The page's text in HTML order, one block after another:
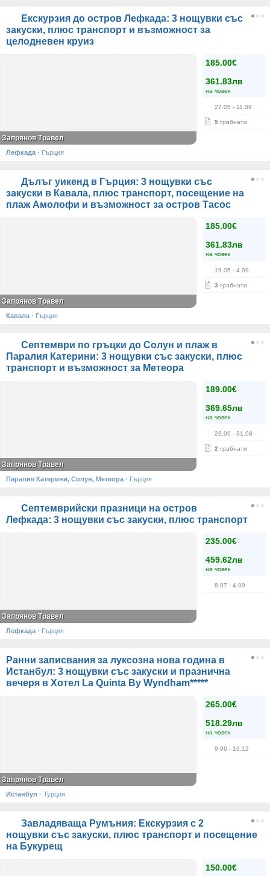
Екскурзия до остров Лефкада: 3 нощувки със
закуски, плюс транспорт и възможност за
целодневен круиз
185.00€
361.83лв
на човек
27.05 - 11.09
5 грабнати
Запрянов Травел
Лефкада · Гърция
Дълъг уикенд в Гърция: 3 нощувки със
закуски в Кавала, плюс транспорт, посещение на
плаж Амолофи и възможност за остров Тасос
185.00€
361.83лв
на човек
19.05 - 4.09
3 грабнати
Запрянов Травел
Кавала · Гърция
Септември по гръцки до Солун и плаж в
Паралия Катерини: 3 нощувки със закуски, плюс
транспорт и възможност за Метеора
189.00€
369.65лв
на човек
23.06 - 31.08
2 грабнати
Запрянов Травел
Паралия Катерини, Солун, Метеора · Гърция
Септемврийски празници на остров
Лефкада: 3 нощувки със закуски, плюс транспорт
235.00€
459.62лв
на човек
8.07 - 4.09
Запрянов Травел
Лефкада · Гърция
Ранни записвания за луксозна нова година в
Истанбул: 3 нощувки със закуски и празнична
вечеря в Хотел La Quinta By Wyndham*****
265.00€
518.29лв
на човек
9.06 - 16.12
Запрянов Травел
Истанбул · Турция
Завладяваща Румъния: Екскурзия с 2
нощувки със закуски, плюс транспорт и посещение
на Букурещ
150.00€